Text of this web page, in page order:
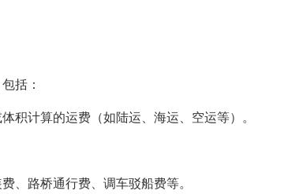
括：
积计算的运费（如陆运、海运、空运等）。
、路桥通行费、调车驳船费等。